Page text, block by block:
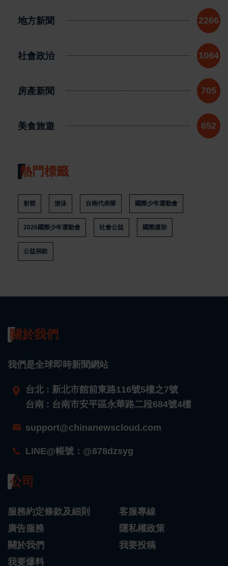
地方新聞 2266
社會政治 1064
房產新聞 705
美食旅遊 652
熱門標籤
射箭 游泳 台南代表隊 國際少年運動會
2026國際少年運動會 社會公益 國際援助
公益捐款
關於我們
我們是全球即時新聞網站
台北 : 新北市館前東路116號5樓之7號
台南 : 台南市安平區永華路二段684號4樓
support@chinanewscloud.com
LINE@帳號：@878dzsyg
公司
服務約定條款及細則
客服專線
廣告服務
隱私權政策
關於我們
我要投稿
我要爆料